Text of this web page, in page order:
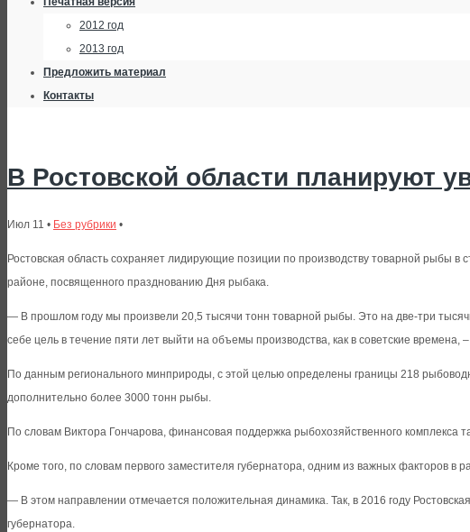
2012 год
2013 год
Предложить материал
Контакты
В Ростовской области планируют
Июл 11 • Без рубрики •
Ростовская область сохраняет лидирующие позиции по производству товарной рыбы
районе, посвященного празднованию Дня рыбака.
— В прошлом году мы произвели 20,5 тысячи тонн товарной рыбы. Это на две-три
себе цель в течение пяти лет выйти на объемы производства, как в советские
По данным регионального минприроды, с этой целью определены границы 218
дополнительно более 3000 тонн рыбы.
По словам Виктора Гончарова, финансовая поддержка рыбохозяйственного
Кроме того, по словам первого заместителя губернатора, одним из важных факторов
— В этом направлении отмечается положительная динамика. Так, в 2016 году
губернатора.